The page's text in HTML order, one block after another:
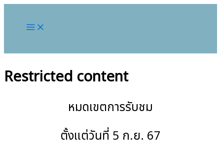
Restricted content
หมดเขตการรับชม
ตั้งแต่วันที่ 5 ก.ย. 67